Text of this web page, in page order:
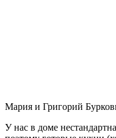
Мария и Григорий
У нас в доме